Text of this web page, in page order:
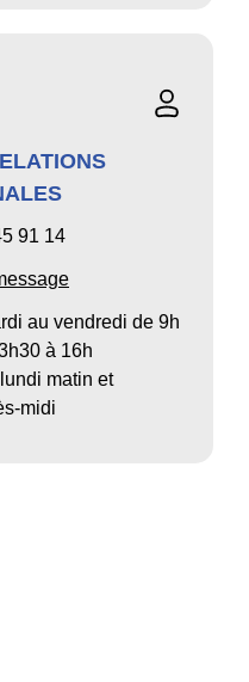
91 14
au vendredi de 9h
à 16h
matin et
midi